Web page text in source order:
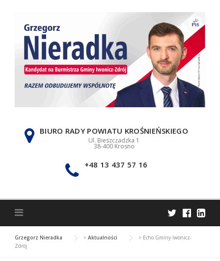
BIURO RADY POWIATU KROŚNIEŃSKIEGO
Ul. Bieszczadzka 1
38-400 Krosno
+48 13 437 57 16
Grzegorz Nieradka > Aktualności > Echo Gminy Iwonicz-
Zdrój